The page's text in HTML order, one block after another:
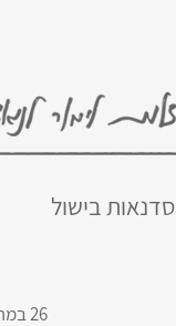
סדנאות בישול
26 במרץ 2014